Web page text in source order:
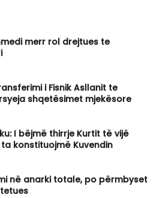
merr rol drejtues te
i Fisnik Asllanit te
shqetësimet mjekësore
I bëjmë thirrje Kurtit të vijë
konstituojmë Kuvendin
në anarki totale, po përmbyset